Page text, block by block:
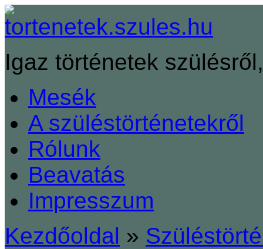
Igaz történetek
Mesék
A szüléstörténetekről
Rólunk
Beavatás
Impresszum
Kezdőoldal »